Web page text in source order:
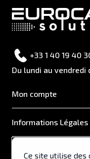
+33 1 40 19 40
Du lundi au vendredi
Mon compte
Informations Légales
Ce site utilise